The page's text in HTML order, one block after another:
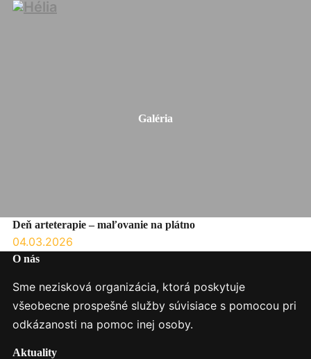
Galéria
Deň arteterapie – maľovanie na plátno
04.03.2026
O nás
Sme nezisková organizácia, ktorá poskytuje
všeobecne prospešné služby súvisiace s pomocou pri
odkázanosti na pomoc inej osoby.
Aktuality